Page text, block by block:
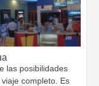
las posibilidades
completo. Es